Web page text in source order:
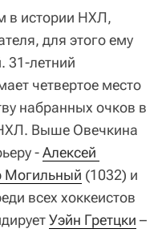
в истории НХЛ,
для этого ему
31-летний
четвертое место
набранных очков в
Выше Овечкина
-Алексей
Могильный (1032) и
всех хоккеистов
Уэйн Гретцки –